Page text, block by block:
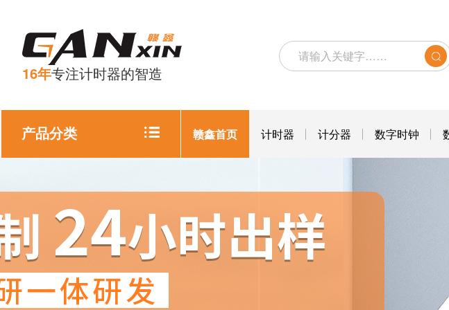
16年专注计时器的智造
产品分类 赣鑫首页 计时器 计分器 数字时钟